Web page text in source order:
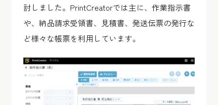
討しました。PrintCreatorでは主に、作業指示書
や、納品請求受領書、見積書、発送伝票の発行な
ど様々な帳票を利用しています。